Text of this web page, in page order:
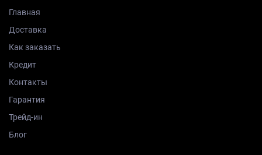
Главная
Доставка
Как заказать
Кредит
Контакты
Гарантия
Трейд-ин
Блог